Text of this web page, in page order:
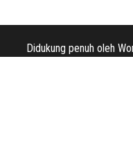
Didukung penuh oleh